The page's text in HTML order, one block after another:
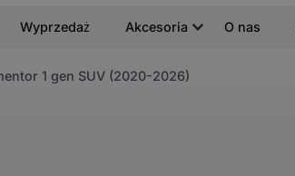
Wyprzedaż Akcesoria O nas
1 gen SUV (2020-2026)